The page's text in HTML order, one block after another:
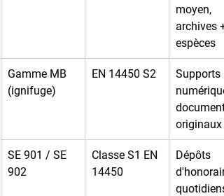
moyen,
archives +
espèces
Gamme MB
(ignifuge)
EN 14450 S2
Supports
originaux
SE 901 / SE
902
Classe S1 EN
14450
Dépôts
quotidiens